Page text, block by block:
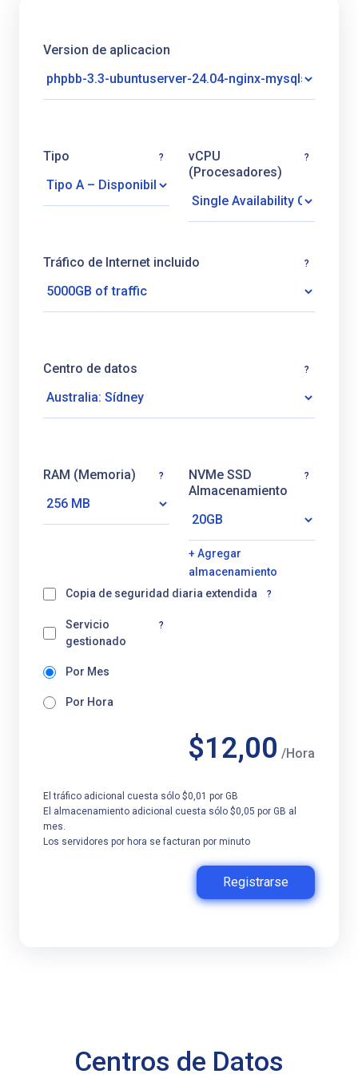
Version de aplicacion
Tipo ?
vCPU
(Procesadores)
?
Tráfico de Internet incluido ?
Centro de datos ?
RAM (Memoria) ?
NVMe SSD
Almacenamiento
?
+ Agregar
almacenamiento
Copia de seguridad diaria extendida
?
Servicio
gestionado
?
Por Mes
Por Hora
El tráfico adicional cuesta sólo $0,01 por GB
El almacenamiento adicional cuesta sólo $0,05 por GB al
mes.
Los servidores por hora se facturan por minuto
$12,00 /Hora
Registrarse
Centros de Datos